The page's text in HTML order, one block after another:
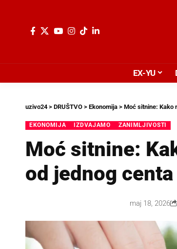
EX-YU
uzivo24> DRUŠTVO > Ekonomija > Moć sitnine: Kako
EKONOMIJA IZDVAJAMO ZANIMLJIVOSTI
Moć sitnine:
od jednog
maj 18, 2026